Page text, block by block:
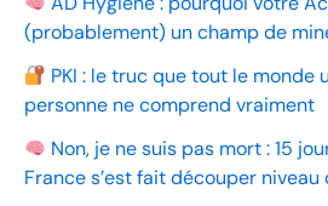
(probablement) un champ de
PKI : le truc que tout le monde
personne ne comprend vraiment
Non, je ne suis pas mort : 15
France s’est fait découper niveau